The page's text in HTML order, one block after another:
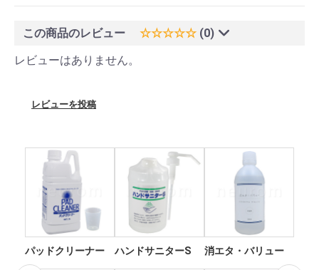
この商品のレビュー ☆☆☆☆☆ (0)
レビューはありません。
レビューを投稿
パッドクリーナー ハンドサニターS 消エタ・バリュー